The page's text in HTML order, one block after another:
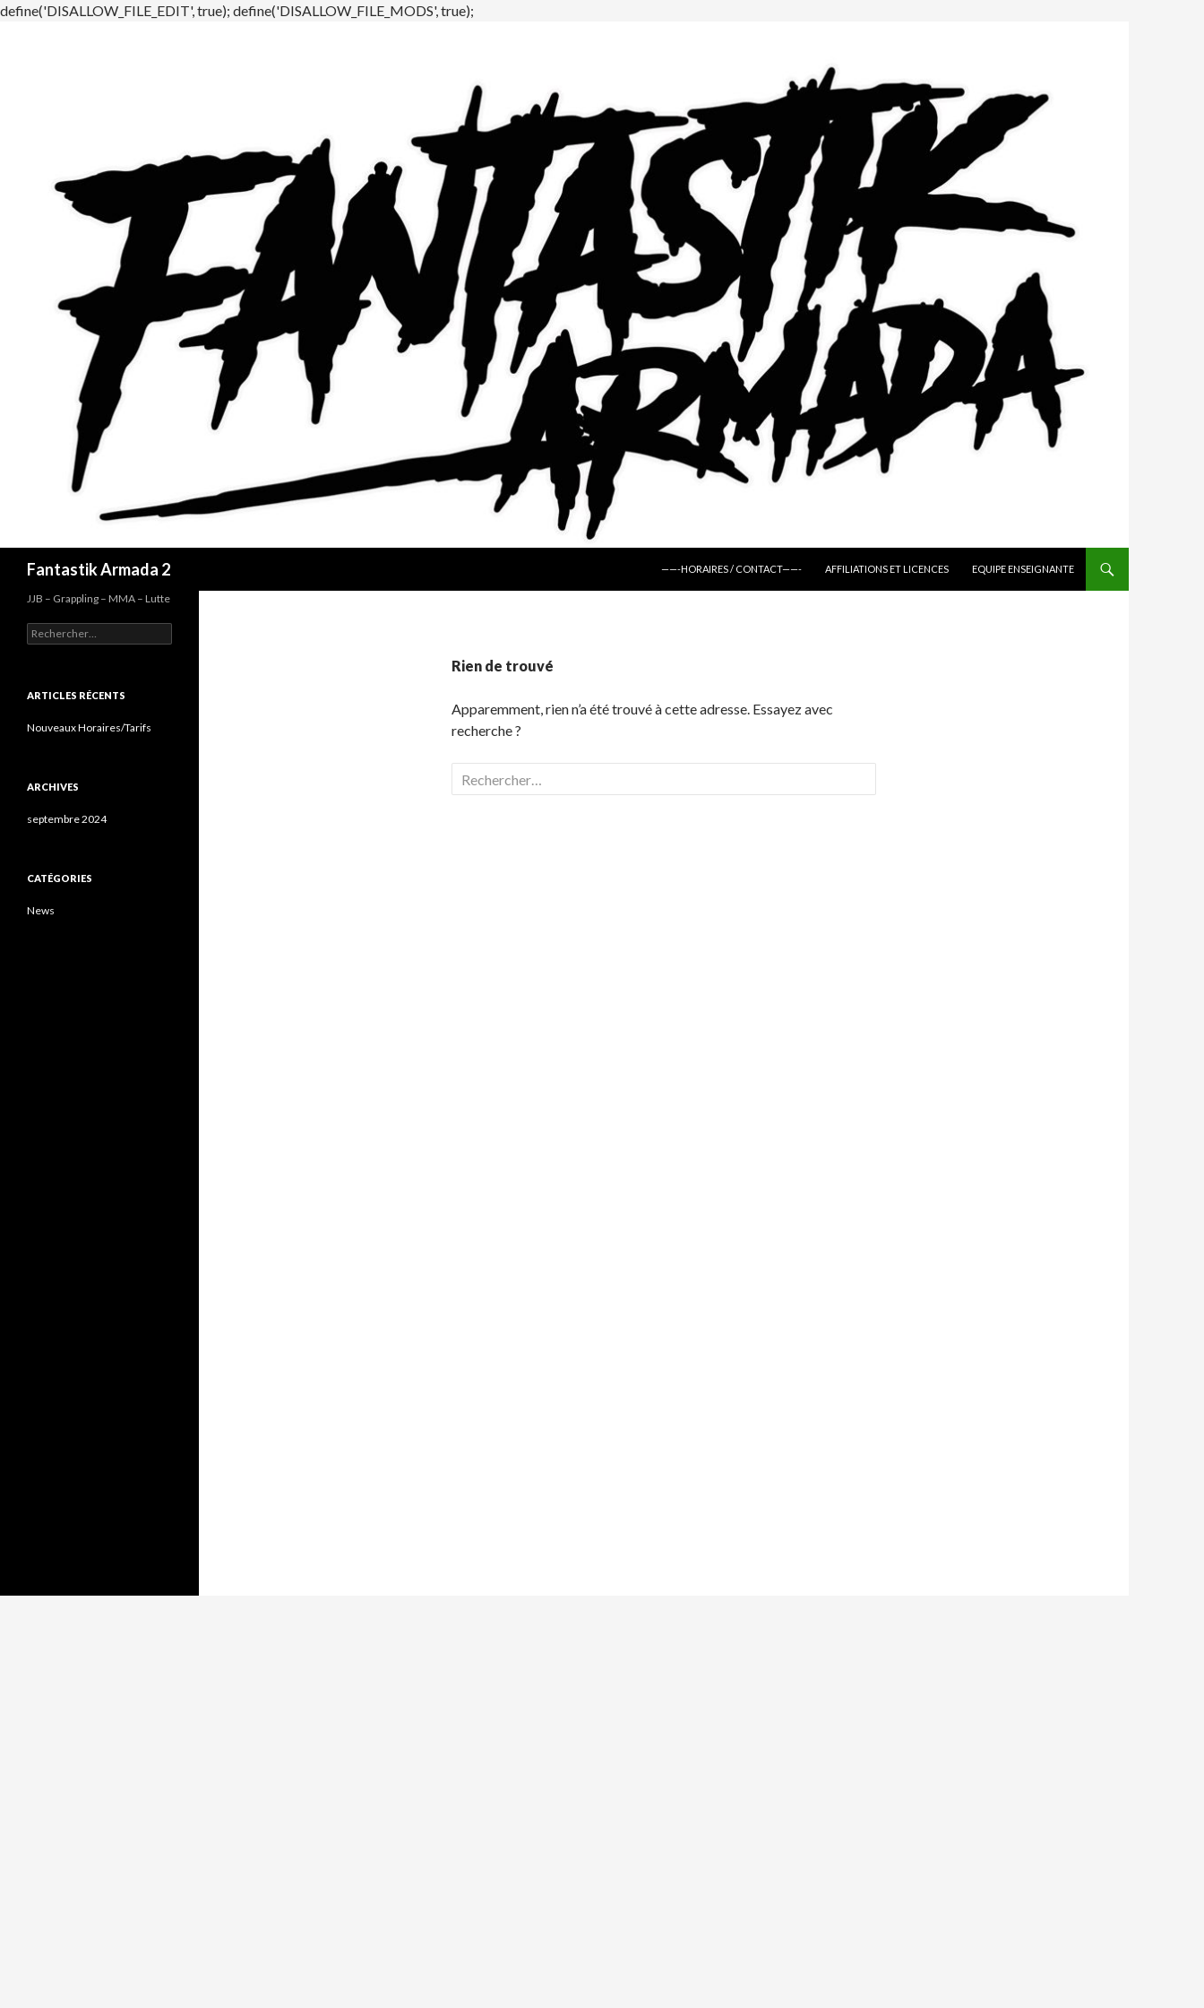
define('DISALLOW_FILE_EDIT', true); define('DISALLOW_FILE_MODS', true);
Fantastik Armada 2
——-HORAIRES / CONTACT——-
AFFILIATIONS ET LICENCES EQUIPE ENSEIGNANTE
Rien de trouvé
Apparemment, rien n’a été trouvé à cette adresse. Essayez avec
recherche ?
Rechercher :
JJB – Grappling – MMA – Lutte
Rechercher :
ARTICLES RÉCENTS
Nouveaux Horaires/Tarifs
ARCHIVES
septembre 2024
CATÉGORIES
News